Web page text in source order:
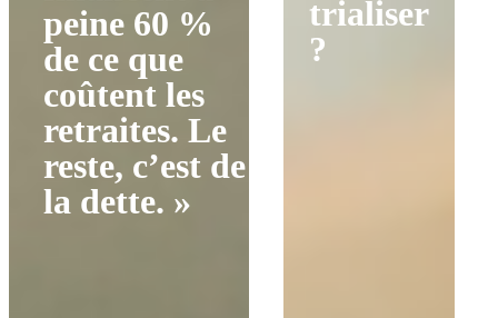
peine 60 %
de ce que
coûtent les
retraites. Le
reste, c’est de
la dette. »
trialiser
?